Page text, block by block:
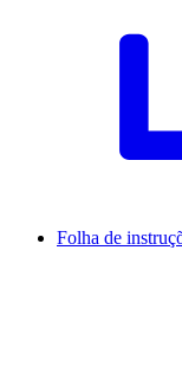
Folha de